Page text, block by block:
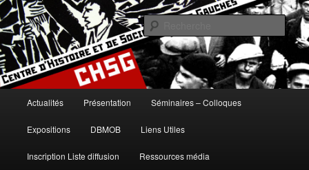
Aller
au
contenu
principalCentre d'Histoire et de Sociologie
des Gauches
histoire, gauches, gauche, communisme, syndicalisme, ouvrier, socialisme,
trotskysme, anarchisme, mouvement, emancipation, ULB
principal
Actualités Présentation Séminaires – Colloques
Expositions DBMOB Liens Utiles
Inscription Liste diffusion Ressources média